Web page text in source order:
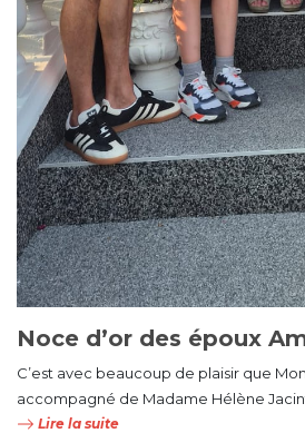
Noce d’or des époux
C’est avec beaucoup de plaisir que
accompagné de Madame Hélène
Lire la suite